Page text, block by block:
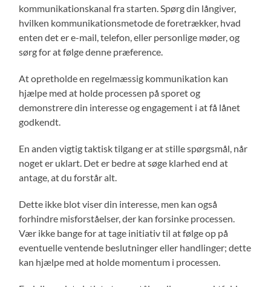
kommunikationskanal fra starten. Spørg din långiver,
hvilken kommunikationsmetode de foretrækker, hvad
enten det er e-mail, telefon, eller personlige møder, og
sørg for at følge denne præference.
At opretholde en regelmæssig kommunikation kan
hjælpe med at holde processen på sporet og
demonstrere din interesse og engagement i at få lånet
godkendt.
En anden vigtig taktisk tilgang er at stille spørgsmål, når
noget er uklart. Det er bedre at søge klarhed end at
antage, at du forstår alt.
Dette ikke blot viser din interesse, men kan også
forhindre misforståelser, der kan forsinke processen.
Vær ikke bange for at tage initiativ til at følge op på
eventuelle ventende beslutninger eller handlinger; dette
kan hjælpe med at holde momentum i processen.